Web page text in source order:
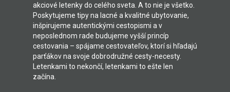
akciové letenky do celého sveta. A to nie je všetko.
Poskytujeme tipy na lacné a kvalitné ubytovanie,
inšpirujeme autentickými cestopismi a v
neposlednom rade budujeme vyšší princíp
cestovania – spájame cestovateľov, ktorí si hľadajú
parťákov na svoje dobrodružné cesty-necesty.
Letenkami to nekončí, letenkami to ešte len
začína.